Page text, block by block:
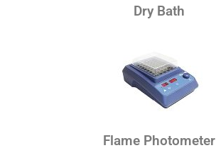
Dry Bath
Flame Photometer